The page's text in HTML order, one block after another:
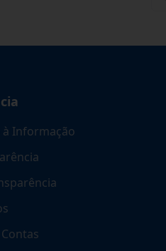
à Informação